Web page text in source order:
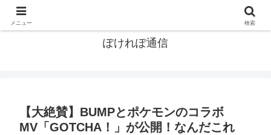
ぽけれぽ通信
【大絶賛】BUMPとポケモンのコラボ
MV「GOTCHA！」が公開！なんだこれ
メニュー 検索